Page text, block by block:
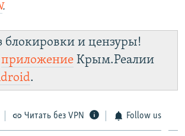
.
блокировки и цензуры!
приложение Крым.Реалии
.
Читать без VPN Follow us